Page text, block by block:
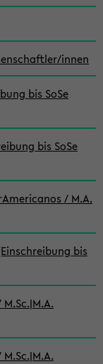
innen
bis SoSe
bis SoSe
/ M.A.
bis